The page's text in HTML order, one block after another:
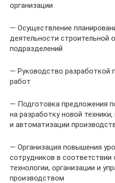
организации
— Осуществление
деятельности строительной
подразделений
— Руководство разработкой
работ
— Подготовка предложения
на разработку новой
и автоматизации
— Организация повышения
сотрудников в
технологии, организации и
производством